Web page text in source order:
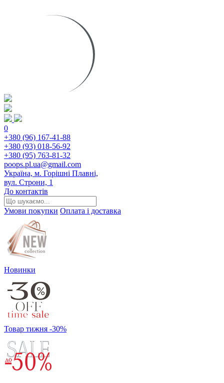
0
+380 (96) 167-41-88
+380 (93) 018-56-92
+380 (95) 763-81-32
poops.pl.ua@gmail.com
Україна, м. Горішні Плавні,
вул. Строни, 1
До контактів
Умови покупки Оплата і доставка
Новинки
Товар тижня -30%